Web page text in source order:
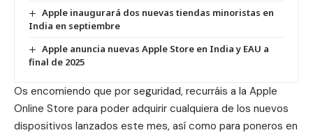
Apple inaugurará dos nuevas tiendas minoristas en
India en septiembre
Apple anuncia nuevas Apple Store en India y EAU a
final de 2025
Os encomiendo que por seguridad, recurráis a la Apple
Online Store para poder adquirir cualquiera de los nuevos
dispositivos lanzados este mes, así como para poneros en